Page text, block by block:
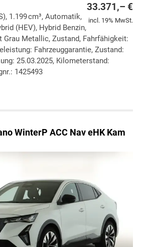
33.371,– €
incl. 19% MwSt.
1.199 cm³, Automatik,
(HEV), Hybrid Benzin,
Metallic, Zustand, Fahrfähigkeit:
Fahrzeuggarantie, Zustand:
25.03.2025, Kilometerstand:
1425493
drucken
WinterP ACC Nav eHK Kam